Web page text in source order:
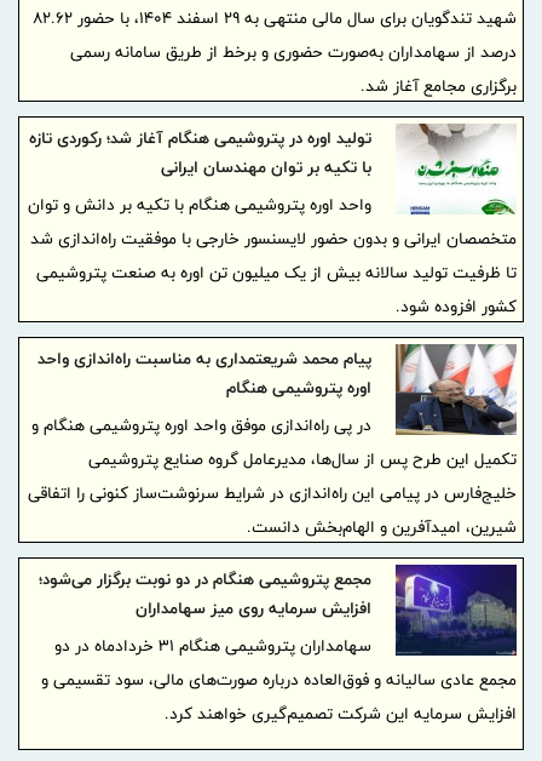
شهید تندگویان برای سال مالی منتهی به ۲۹ اسفند ۱۴۰۴، با حضور ۸۲.۶۲
درصد از سهامداران به‌صورت حضوری و برخط از طریق سامانه رسمی
برگزاری مجامع آغاز شد.
تولید اوره در پتروشیمی هنگام آغاز شد؛ رکوردی تازه
با تکیه بر توان مهندسان ایرانی
واحد اوره پتروشیمی هنگام با تکیه بر دانش و توان
متخصصان ایرانی و بدون حضور لایسنسور خارجی با موفقیت راه‌اندازی شد
تا ظرفیت تولید سالانه بیش از یک میلیون تن اوره به صنعت پتروشیمی
کشور افزوده شود.
پیام محمد شریعتمداری به مناسبت راه‌اندازی واحد
اوره پتروشیمی هنگام
در پی راه‌اندازی موفق واحد اوره پتروشیمی هنگام و
تکمیل این طرح پس از سال‌ها، مدیرعامل گروه صنایع پتروشیمی
خلیج‌فارس در پیامی این راه‌اندازی در شرایط سرنوشت‌ساز کنونی را اتفاقی
شیرین، امیدآفرین و الهام‌بخش دانست.
مجمع پتروشیمی هنگام در دو نوبت برگزار می‌شود؛
افزایش سرمایه روی میز سهامداران
سهامداران پتروشیمی هنگام ۳۱ خردادماه در دو
مجمع عادی سالیانه و فوق‌العاده درباره صورت‌های مالی، سود تقسیمی و
افزایش سرمایه این شرکت تصمیم‌گیری خواهند کرد.